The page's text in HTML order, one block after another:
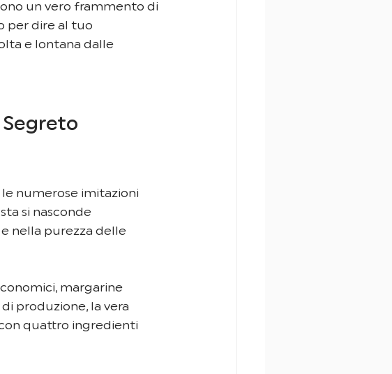
un vero frammento di
per dire al tuo
e lontana dalle
numerose imitazioni
si nasconde
nella purezza delle
margarine
produzione, la vera
quattro ingredienti